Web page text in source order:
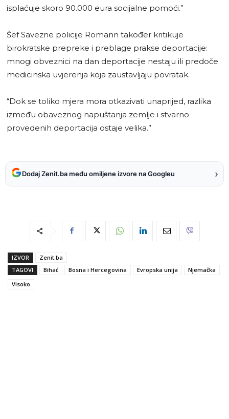
isplaćuje skoro 90.000 eura socijalne pomoći.”
Šef Savezne policije Romann također kritikuje
birokratske prepreke i preblage prakse deportacije:
mnogi obveznici na dan deportacije nestaju ili predoče
medicinska uvjerenja koja zaustavljaju povratak.
“Dok se toliko mjera mora otkazivati unaprijed, razlika
između obaveznog napuštanja zemlje i stvarno
provedenih deportacija ostaje velika.”
Dodaj Zenit.ba među omiljene izvore na Googleu ›
IZVOR
Zenit.ba
TAGOVI
Bihać Bosna i Hercegovina Evropska unija
Njemačka
Visoko